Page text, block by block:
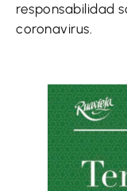
responsabilidad
coronavirus.